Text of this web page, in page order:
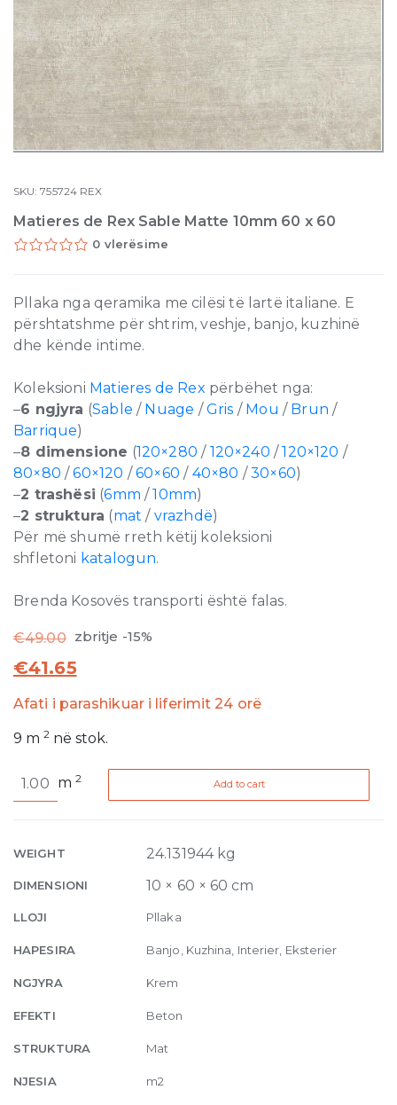
SKU:755724 REX
Matieres de Rex Sable Matte 10mm 60 x 60
0 vlerësime
Pllaka nga qeramika me cilësi të lartë italiane. E
përshtatshme për shtrim, veshje, banjo, kuzhinë
dhe kënde intime.
Koleksioni Matieres de Rex përbëhet nga:
–6 ngjyra (Sable / Nuage /Gris / Mou / Brun /
Barrique)
–8 dimensione (120×280 / 120×240 /120×120 /
80×80 /60×120 /60×60 / 40×80 /30×60)
–2 trashësi (6mm /10mm)
–2 struktura (mat / vrazhdë)
Për më shumë rreth këtij koleksioni
shfletoni katalogun.
Brenda Kosovës transporti është falas.
€49.00 zbritje -15%
€41.65
Afati i parashikuar i liferimit 24 orë
9 m2 në stok.
de
Matte
60
x
quantity
m2 Add to cart
WEIGHT 24.131944 kg
DIMENSIONI 10 × 60 × 60 cm
LLOJI Pllaka
HAPESIRA Banjo, Kuzhina, Interier, Eksterier
NGJYRA Krem
EFEKTI Beton
STRUKTURA Mat
NJESIA m2